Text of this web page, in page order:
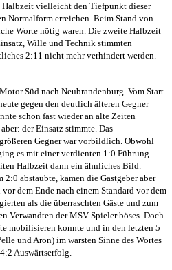
vielleicht den Tiefpunkt dieser
Normalform erreichen. Beim Stand von
Worte nötig waren. Die zweite Halbzeit
Wille und Technik stimmten
2:11 nicht mehr verhindert werden.
Süd nach Neubrandenburg. Vom Start
gegen den deutlich älteren Gegner
schon fast wieder an alte Zeiten
der Einsatz stimmte. Das
Gegner war vorbildlich. Obwohl
es mit einer verdienten 1:0 Führung
Halbzeit dann ein ähnliches Bild.
abstaubte, kamen die Gastgeber aber
dem Ende nach einem Standard vor dem
als die überraschten Gäste und zum
Verwandten der MSV-Spieler böses. Doch
mobilisieren konnte und in den letzten 5
und Aron) im warsten Sinne des Wortes
Auswärtserfolg.